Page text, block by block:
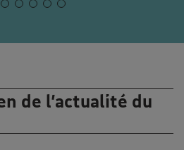
de l’actualité du